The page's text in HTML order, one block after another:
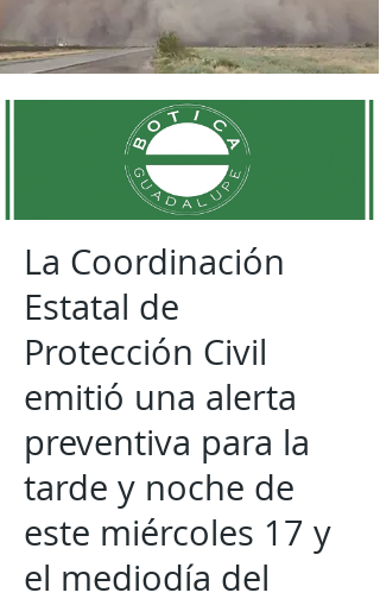
La Coordinación
Estatal de
Protección Civil
emitió una alerta
preventiva para la
tarde y noche de
este miércoles 17 y
el mediodía del